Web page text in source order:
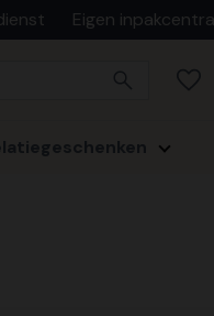
Eigen